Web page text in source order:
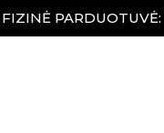
FIZINĖ